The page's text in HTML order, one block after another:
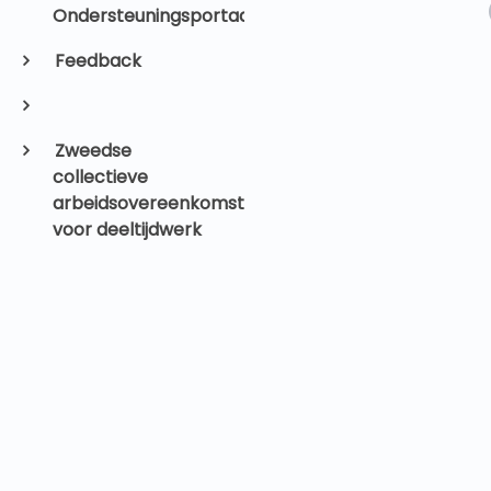
Ondersteuningsportaal
Feedback
Zweedse
collectieve
arbeidsovereenkomst
voor deeltijdwerk